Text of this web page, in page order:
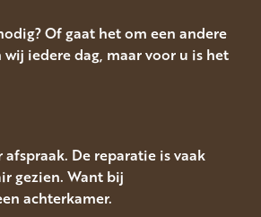
Of gaat het om een andere
iedere dag, maar voor u is het
De reparatie is vaak
gezien. Want bij
achterkamer.